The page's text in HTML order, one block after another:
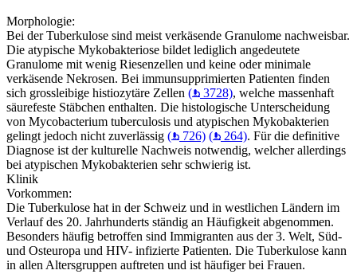
Morphologie:
Bei der Tuberkulose sind meist verkäsende Granulome nachweisbar.
Die atypische Mykobakteriose bildet lediglich angedeutete
Granulome mit wenig Riesenzellen und keine oder minimale
verkäsende Nekrosen. Bei immunsupprimierten Patienten finden
sich grossleibige histiozytäre Zellen ( 3728), welche massenhaft
säurefeste Stäbchen enthalten. Die histologische Unterscheidung
von Mycobacterium tuberculosis und atypischen Mykobakterien
gelingt jedoch nicht zuverlässig ( 726) ( 264). Für die definitive
Diagnose ist der kulturelle Nachweis notwendig, welcher allerdings
bei atypischen Mykobakterien sehr schwierig ist.
Klinik
Vorkommen:
Die Tuberkulose hat in der Schweiz und in westlichen Ländern im
Verlauf des 20. Jahrhunderts ständig an Häufigkeit abgenommen.
Besonders häufig betroffen sind Immigranten aus der 3. Welt, Süd-
und Osteuropa und HIV- infizierte Patienten. Die Tuberkulose kann
in allen Altersgruppen auftreten und ist häufiger bei Frauen.